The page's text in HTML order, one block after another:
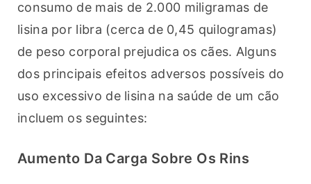
consumo de mais de 2.000 miligramas de
lisina por libra (cerca de 0,45 quilogramas)
de peso corporal prejudica os cães. Alguns
dos principais efeitos adversos possíveis do
uso excessivo de lisina na saúde de um cão
incluem os seguintes:
Aumento Da Carga Sobre Os Rins